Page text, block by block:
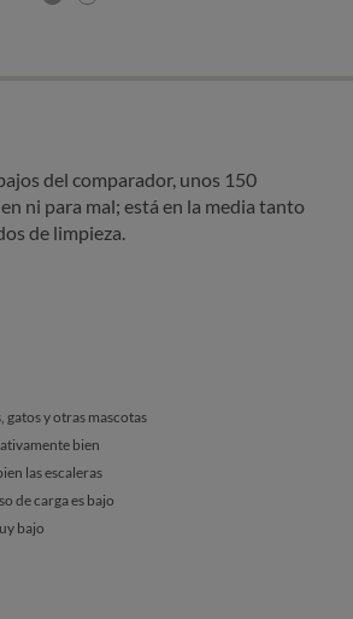
del comparador, unos 150
ni para mal; está en la media tanto
de limpieza.
y otras mascotas
bien
las escaleras
de carga es bajo
bajo